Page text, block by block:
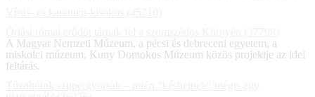
A Magyar Nemzeti Múzeum, a pécsi és debreceni egyetem, a
miskolci múzeum, Kuny Domokos Múzeum közös projektje az idei
feltárás.